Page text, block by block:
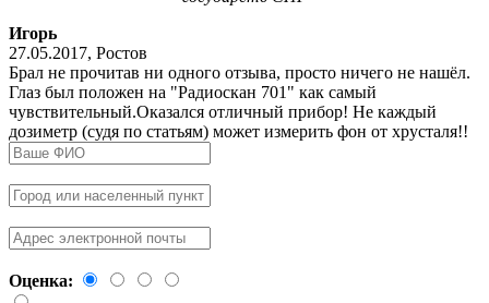
Игорь
27.05.2017, Ростов
Брал не прочитав ни одного отзыва, просто ничего не нашёл.
Глаз был положен на "Радиоскан 701" как самый
чувствительный.Оказался отличный прибор! Не каждый
дозиметр (судя по статьям) может измерить фон от хрусталя!!
Оценка: